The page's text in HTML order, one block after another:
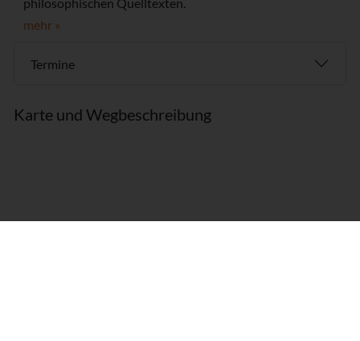
philosophischen Quelltexten.
mehr »
Termine
Karte und Wegbeschreibung